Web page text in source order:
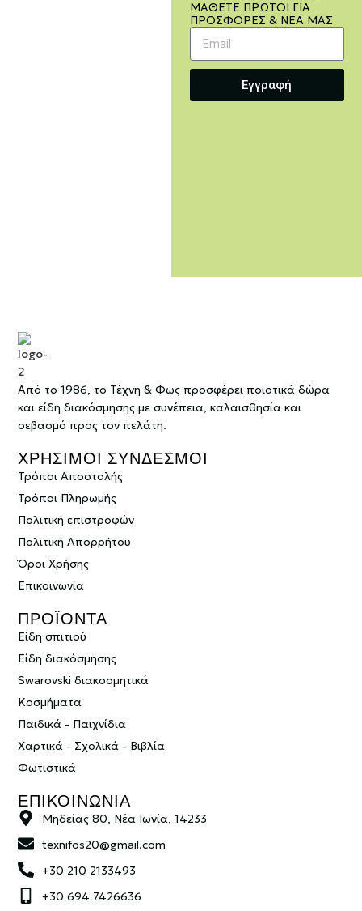
ΜΆΘΕΤΕ ΠΡΏΤΟΙ ΓΙΑ
ΠΡΟΣΦΟΡΈΣ & ΝΈΑ ΜΑΣ
Εγγραφή
Από το 1986, το Τέχνη & Φως προσφέρει ποιοτικά δώρα
και είδη διακόσμησης με συνέπεια, καλαισθησία και
σεβασμό προς τον πελάτη.
ΧΡΗΣΙΜΟΙ ΣΥΝΔΕΣΜΟΙ
Τρόποι Αποστολής
Τρόποι Πληρωμής
Πολιτική επιστροφών
Πολιτική Απορρήτου
Όροι Χρήσης
Επικοινωνία
ΠΡΟΪΟΝΤΑ
Είδη σπιτιού
Είδη διακόσμησης
Swarovski διακοσμητικά
Κοσμήματα
Παιδικά - Παιχνίδια
Χαρτικά - Σχολικά - Βιβλία
Φωτιστικά
ΕΠΙΚΟΙΝΩΝΙΑ
Μηδείας 80, Νέα Ιωνία, 14233
texnifos20@gmail.com
+30 210 2133493
+30 694 7426636